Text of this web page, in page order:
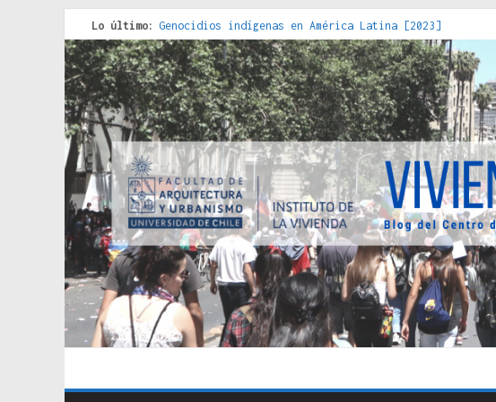
Lo último: Genocidios indígenas en América Latina [2023]
Estudios sobre la espacialización de los Estados :
Donde el pedernal choca con el acero : hacia una
Criterios técnicos para una vivienda adecuada [2019]
Red de consultorios de la Caja del Seguro Obrero en